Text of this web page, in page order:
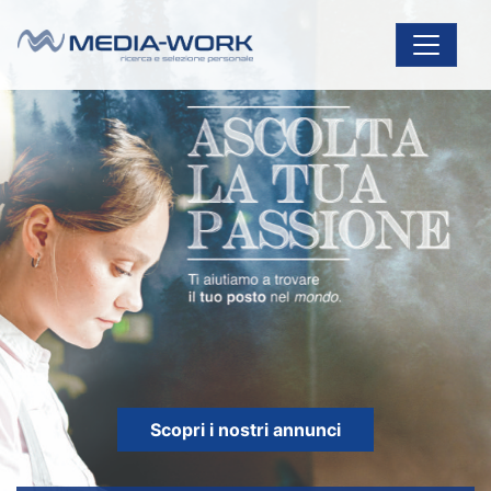
Navigazione principale
Scopri i nostri annunci